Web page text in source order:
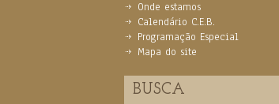
Onde estamos
Calendário C.E.B.
Programação Especial
Mapa do site